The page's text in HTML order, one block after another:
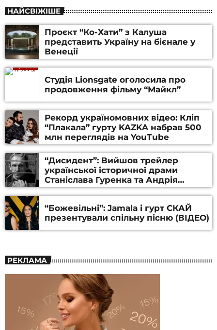
НАЙСВІЖІШЕ
Проєкт “Ко-Хати” з Калуша
представить Україну на бієнале у
Венеції
Студія Lionsgate оголосила про
продовження фільму “Майкл”
Рекорд україномовних відео: Кліп
“Плакала” гурту KAZKA набрав 500
млн переглядів на YouTube
“Дисидент”: Вийшов трейлер
української історичної драми
Станіслава Гуренка та Андрія
Алфьорова (ВІДЕО)
“Божевільні”: Jamala і гурт СКАЙ
презентували спільну пісню (ВІДЕО)
РЕКЛАМА